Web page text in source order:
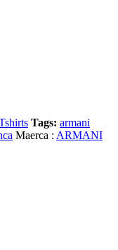
Tags: armani
Maerca : ARMANI